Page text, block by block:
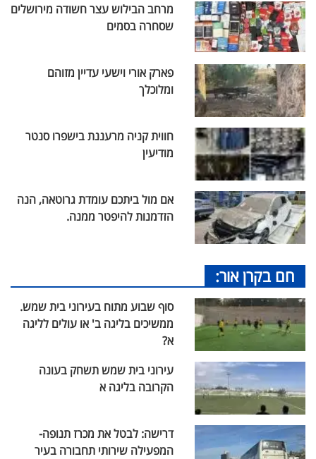
מרחב הבילוש עצר חשודה מירושלים
שסחרה בסמים
פארק אורי וישעי עדיין מזוהם
ומלוכלך
חווית קניה מרעננת בישפרו סנטר
מודיעין
אם מול ביתכם עומדת גרוטאה, הנה
הזדמנות להיפטר ממנה.
חם בקרן אור:
סוף שבוע מתוח בעירוני בית שמש.
ממשיכים בליגה ב' או עולים לליגה
א?
עירוני בית שמש תשחק בעונה
הקרובה בליגה א
דרישה: לבטל את מכרז תנופה-
המפעילה שירותי תחבורה בעיר